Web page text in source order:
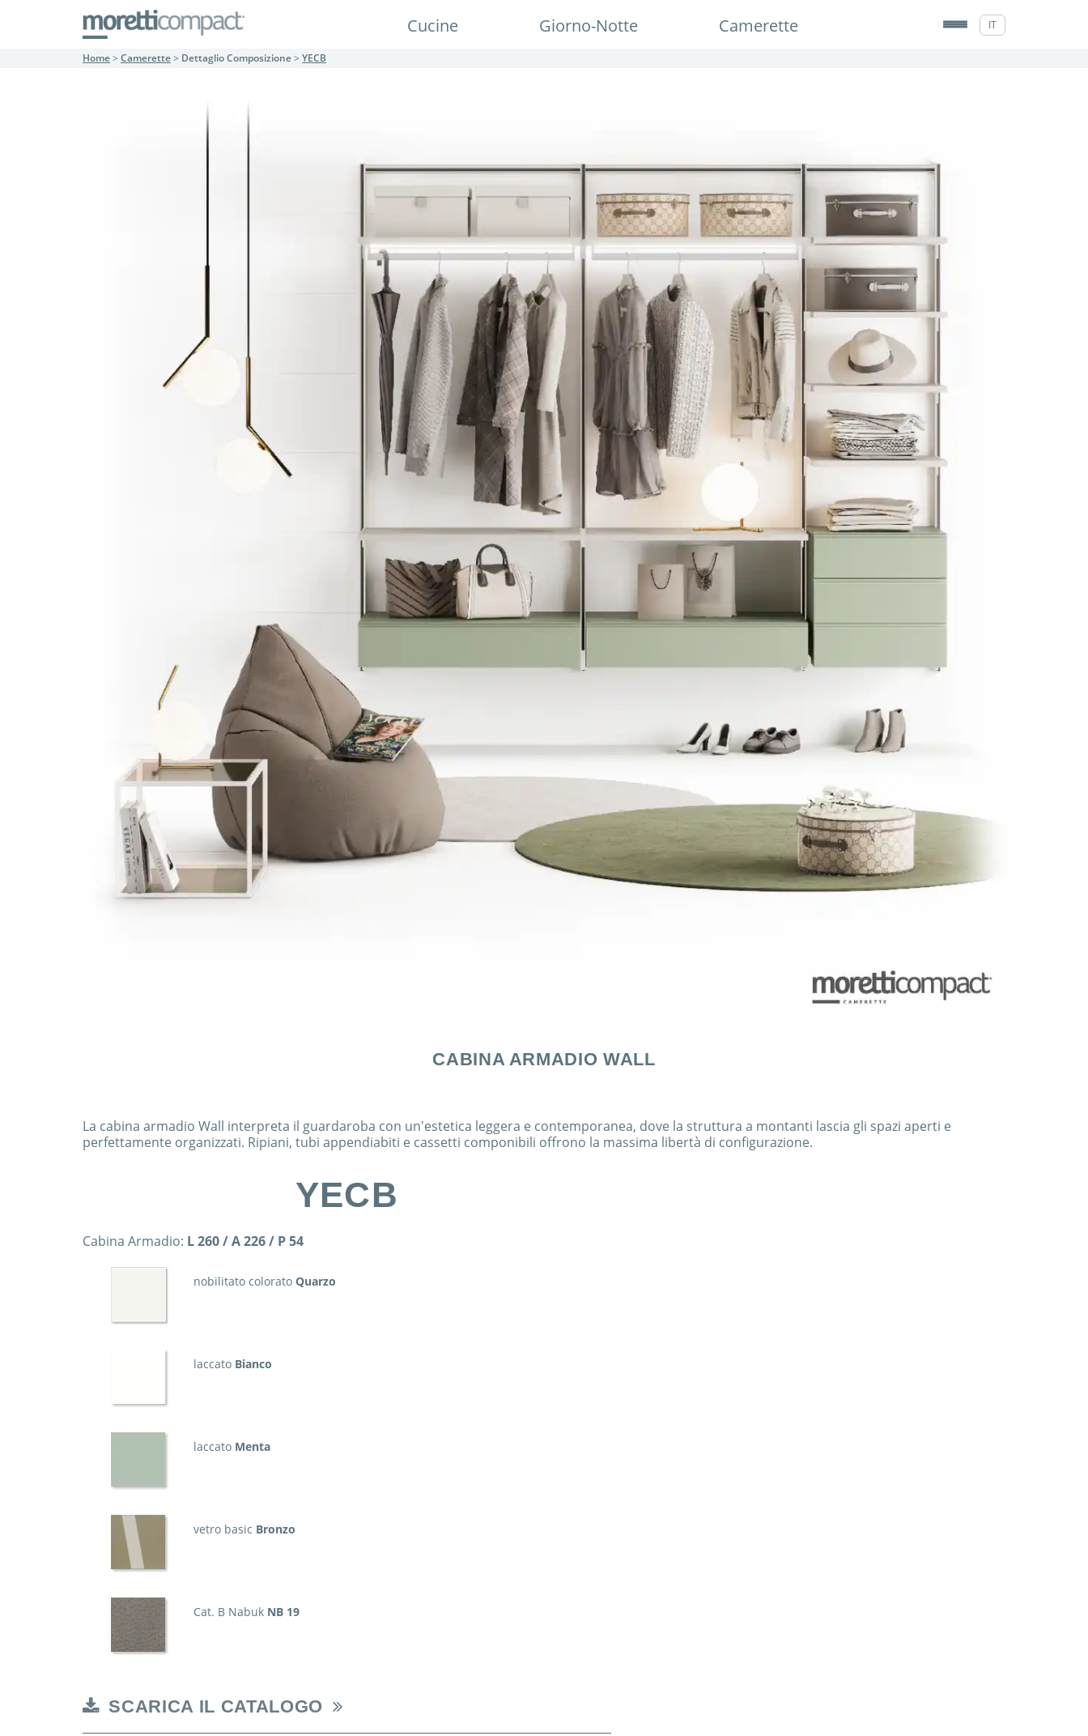
Cucine Giorno-Notte Camerette IT
Home> Camerette> Dettaglio Composizione> YECB
CABINA ARMADIO WALL
La cabina armadio Wall interpreta il guardaroba con un'estetica leggera e contemporanea, dove la struttura a montanti lascia gli spazi aperti e
perfettamente organizzati. Ripiani, tubi appendiabiti e cassetti componibili offrono la massima libertà di configurazione.
YECB
Cabina Armadio: L 260 / A 226 / P 54
nobilitato colorato Quarzo
laccato Bianco
laccato Menta
vetro basic Bronzo
Cat. B Nabuk NB 19
SCARICA IL CATALOGO